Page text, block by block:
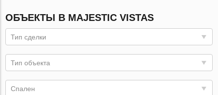
ОБЪЕКТЫ В MAJESTIC VISTAS
Тип сделки
Тип объекта
Спален